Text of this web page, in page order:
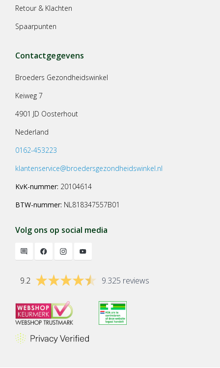
Retour & Klachten
Spaarpunten
Contactgegevens
Broeders Gezondheidswinkel
Keiweg 7
4901 JD Oosterhout
Nederland
0162-453223
klantenservice@broedersgezondheidswinkel.nl
KvK-nummer: 20104614
BTW-nummer: NL818347557B01
Volg ons op social media
9.2 9.325 reviews